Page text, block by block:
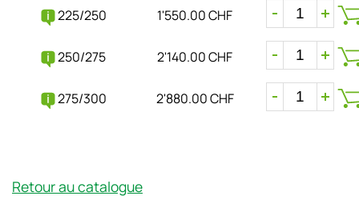
225/250 1'550.00 CHF
250/275 2'140.00 CHF
275/300 2'880.00 CHF
Retour au catalogue